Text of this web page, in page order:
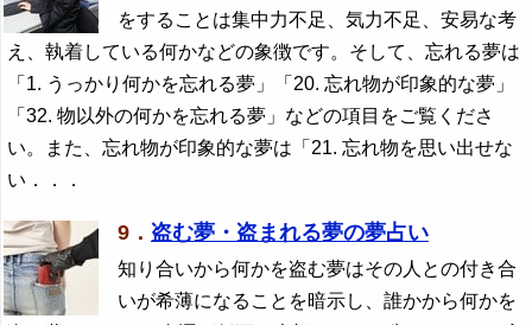
をすることは集中力不足、気力不足、安易な考
え、執着している何かなどの象徴です。そして、忘れる夢は
「1. うっかり何かを忘れる夢」「20. 忘れ物が印象的な夢」
「32. 物以外の何かを忘れる夢」などの項目をご覧くださ
い。また、忘れ物が印象的な夢は「21. 忘れ物を思い出せな
い．．．
9． 盗む夢・盗まれる夢の夢占い
知り合いから何かを盗む夢はその人との付き合
いが希薄になることを暗示し、誰かから何かを